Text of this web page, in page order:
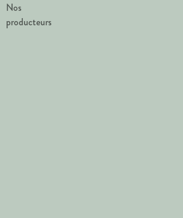
Nos
producteurs